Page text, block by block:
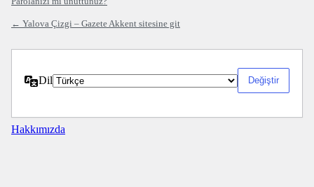
← Yalova Çizgi – Gazete Akkent sitesine git
Dil
Hakkımızda